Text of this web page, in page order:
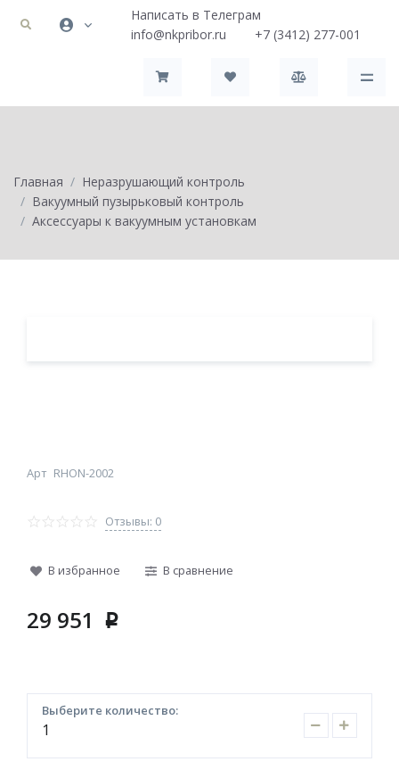
Написать в Телеграм
info@nkpribor.ru
+7 (3412) 277-001
Главная
Неразрушающий контроль
Вакуумный пузырьковый контроль
Аксессуары к вакуумным установкам
Арт RHON-2002
Отзывы: 0
В избранное В сравнение
29 951 p
Выберите количество: